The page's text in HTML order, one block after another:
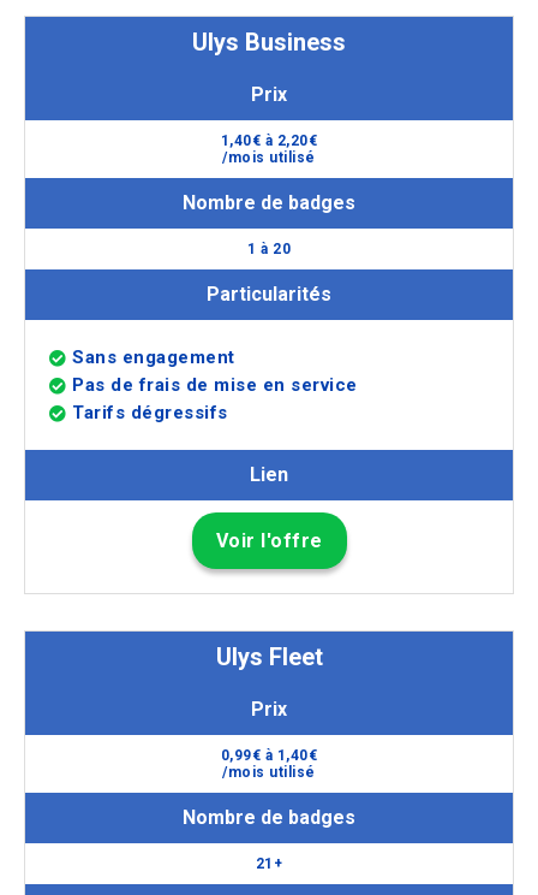
Ulys Business
Prix
1,40€ à 2,20€
/mois utilisé
Nombre de badges
1 à 20
Particularités
Sans engagement
Pas de frais de mise en service
Tarifs dégressifs
Lien
Voir l'offre
Ulys Fleet
Prix
0,99€ à 1,40€
/mois utilisé
Nombre de badges
21+